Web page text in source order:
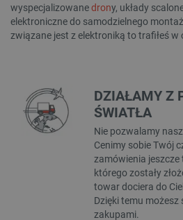
wyspecjalizowanedrony, układy
elektroniczne do samodzielnego
związane jest z elektroniką to trafiłeś w
DZIAŁAMY Z
ŚWIATŁA
Nie pozwalamy
Cenimy sobie Twój
zamówienia jeszcze
którego zostały
towar dociera do
Dzięki temu możesz
zakupami.